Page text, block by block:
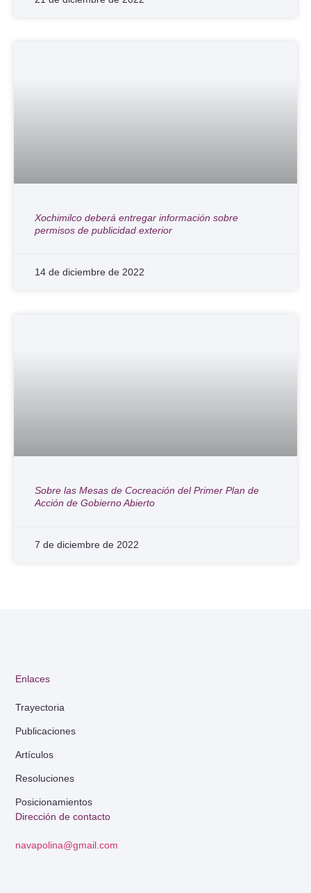
Xochimilco deberá entregar información sobre
permisos de publicidad exterior
14 de diciembre de 2022
Sobre las Mesas de Cocreación del Primer Plan de
Acción de Gobierno Abierto
7 de diciembre de 2022
Dirección de contacto
navapolina@gmail.com
Enlaces
Trayectoria
Publicaciones
Artículos
Resoluciones
Posicionamientos